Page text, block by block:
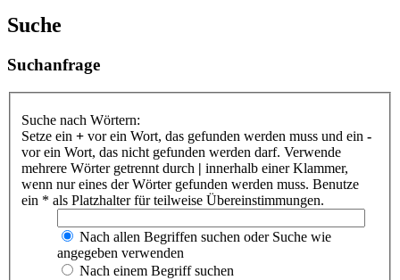
Suche
Suchanfrage
Suche nach Wörtern:
Setze ein + vor ein Wort, das gefunden werden muss und ein -
vor ein Wort, das nicht gefunden werden darf. Verwende
mehrere Wörter getrennt durch | innerhalb einer Klammer,
wenn nur eines der Wörter gefunden werden muss. Benutze
ein * als Platzhalter für teilweise Übereinstimmungen.
Nach allen Begriffen suchen oder Suche wie
angegeben verwenden
Nach einem Begriff suchen